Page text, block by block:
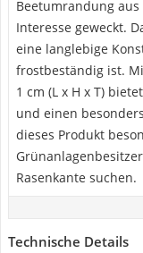
Beetumrandung
Interesse geweckt.
eine langlebige
frostbeständig ist.
1 cm (L x H x T)
und einen
dieses Produkt
Rasenkante suchen.
Technische Details